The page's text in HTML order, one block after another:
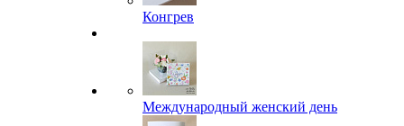
Конгрев
Международный женский день